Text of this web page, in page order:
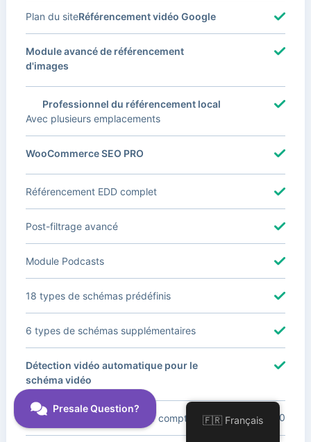
Référencement vidéo Google
Plan du site
Module avancé de référencement
d'images
Professionnel du référencement local
Avec plusieurs emplacements
WooCommerce SEO PRO
Référencement EDD complet
Post-filtrage avancé
Module Podcasts
18 types de schémas prédéfinis
6 types de schémas supplémentaires
Détection vidéo automatique pour le
schéma vidéo
Support des sites clients par compte 100
🇫🇷 Français